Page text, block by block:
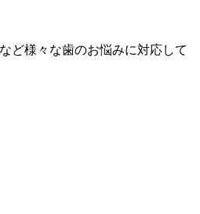
ど様々な歯のお悩みに対応して